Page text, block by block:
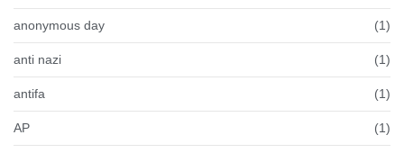
anonymous day (1)
anti nazi (1)
antifa (1)
AP (1)